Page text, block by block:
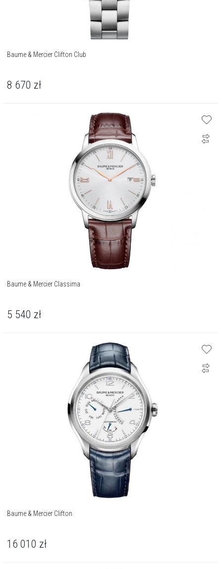
Baume & Mercier Clifton Club
8 670 zł
Baume & Mercier Classima
5 540 zł
Baume & Mercier Clifton
16 010 zł